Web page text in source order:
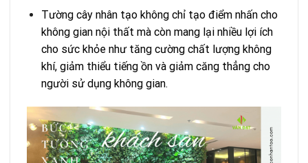
Tường cây nhân tạo không chỉ tạo điểm nhấn cho
không gian nội thất mà còn mang lại nhiều lợi ích
cho sức khỏe như tăng cường chất lượng không
khí, giảm thiểu tiếng ồn và giảm căng thẳng cho
người sử dụng không gian.